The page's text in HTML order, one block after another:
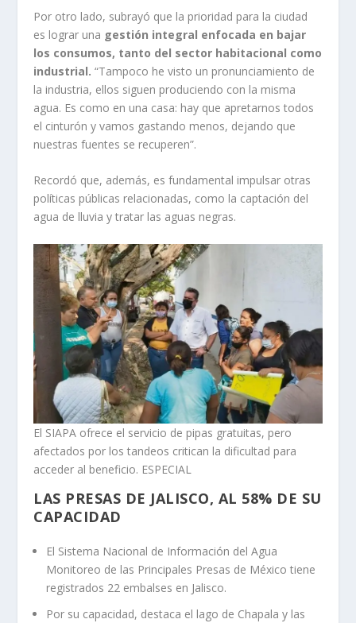
Por otro lado, subrayó que la prioridad para la ciudad
es lograr una gestión integral enfocada en bajar
los consumos, tanto del sector habitacional como
industrial. “Tampoco he visto un pronunciamiento de
la industria, ellos siguen produciendo con la misma
agua. Es como en una casa: hay que apretarnos todos
el cinturón y vamos gastando menos, dejando que
nuestras fuentes se recuperen”.
Recordó que, además, es fundamental impulsar otras
políticas públicas relacionadas, como la captación del
agua de lluvia y tratar las aguas negras.
El SIAPA ofrece el servicio de pipas gratuitas, pero
afectados por los tandeos critican la dificultad para
acceder al beneficio. ESPECIAL
LAS PRESAS DE JALISCO, AL 58% DE SU
CAPACIDAD
El Sistema Nacional de Información del Agua
Monitoreo de las Principales Presas de México tiene
registrados 22 embalses en Jalisco.
Por su capacidad, destaca el lago de Chapala y las